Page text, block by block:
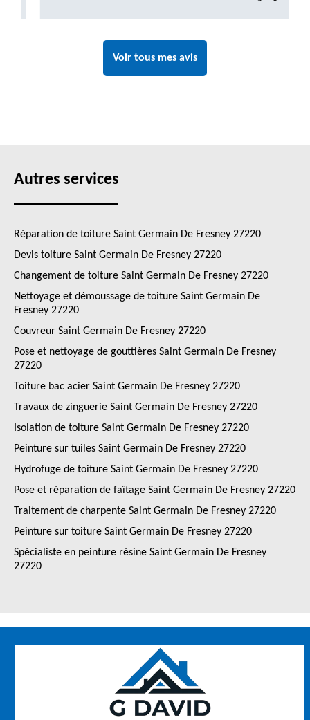
Voir tous mes avis
Autres services
Réparation de toiture Saint Germain De Fresney 27220
Devis toiture Saint Germain De Fresney 27220
Changement de toiture Saint Germain De Fresney 27220
Nettoyage et démoussage de toiture Saint Germain De
Fresney 27220
Couvreur Saint Germain De Fresney 27220
Pose et nettoyage de gouttières Saint Germain De Fresney
27220
Toiture bac acier Saint Germain De Fresney 27220
Travaux de zinguerie Saint Germain De Fresney 27220
Isolation de toiture Saint Germain De Fresney 27220
Peinture sur tuiles Saint Germain De Fresney 27220
Hydrofuge de toiture Saint Germain De Fresney 27220
Pose et réparation de faîtage Saint Germain De Fresney 27220
Traitement de charpente Saint Germain De Fresney 27220
Peinture sur toiture Saint Germain De Fresney 27220
Spécialiste en peinture résine Saint Germain De Fresney
27220